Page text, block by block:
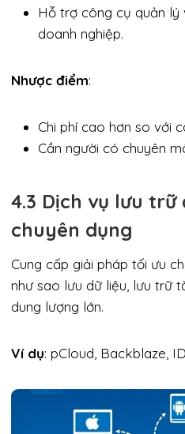
Hỗ trợ công cụ quản lý
doanh nghiệp.
Nhược điểm:
Chi phí cao hơn so với
Cần người có chuyên
4.3 Dịch vụ lưu trữ
chuyên dụng
Cung cấp giải pháp tối ưu
như sao lưu dữ liệu, lưu trữ
dung lượng lớn.
Ví dụ: pCloud, Backblaze,